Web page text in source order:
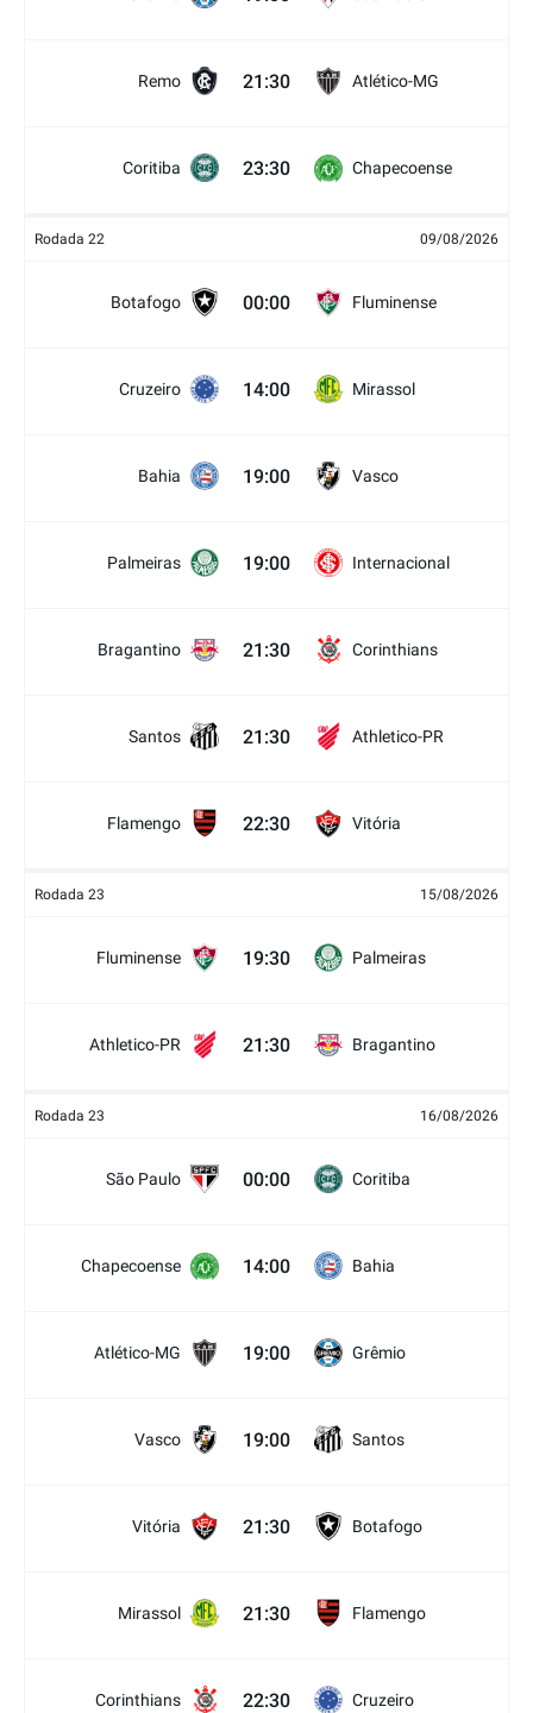
Remo 21:30 Atlético-MG
Coritiba 23:30 Chapecoense
Rodada 22 09/08/2026
Botafogo 00:00 Fluminense
Cruzeiro 14:00 Mirassol
Bahia 19:00 Vasco
Palmeiras 19:00 Internacional
Bragantino 21:30 Corinthians
Santos 21:30 Athletico-PR
Flamengo 22:30 Vitória
Rodada 23 15/08/2026
Fluminense 19:30 Palmeiras
Athletico-PR 21:30 Bragantino
Rodada 23 16/08/2026
São Paulo 00:00 Coritiba
Chapecoense 14:00 Bahia
Atlético-MG 19:00 Grêmio
Vasco 19:00 Santos
Vitória 21:30 Botafogo
Mirassol 21:30 Flamengo
Corinthians 22:30 Cruzeiro